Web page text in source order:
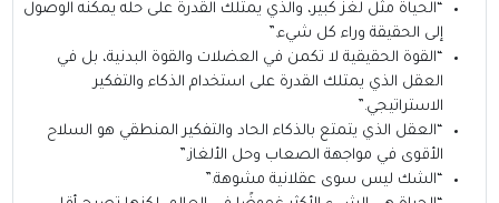
“الحياة مثل لغز كبير، والذي يمتلك القدرة على حله يمكنه الوصول
إلى الحقيقة وراء كل شيء.”
“القوة الحقيقية لا تكمن في العضلات والقوة البدنية، بل في
العقل الذي يمتلك القدرة على استخدام الذكاء والتفكير
الاستراتيجي.”
“العقل الذي يتمتع بالذكاء الحاد والتفكير المنطقي هو السلاح
الأقوى في مواجهة الصعاب وحل الألغاز.”
“الشك ليس سوى عقلانية مشوهة.”